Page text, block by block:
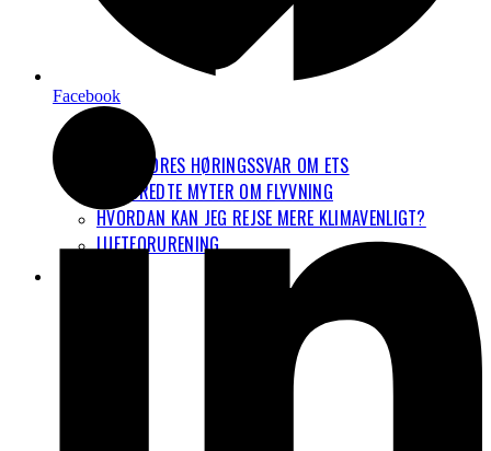
VORES HØRINGSSVAR OM ETS
7 UDBREDTE MYTER OM FLYVNING
HVORDAN KAN JEG REJSE MERE KLIMAVENLIGT?
LUFTFORURENING
Facebook